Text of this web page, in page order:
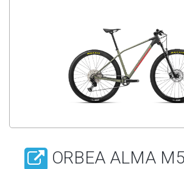
ORBEA ALMA